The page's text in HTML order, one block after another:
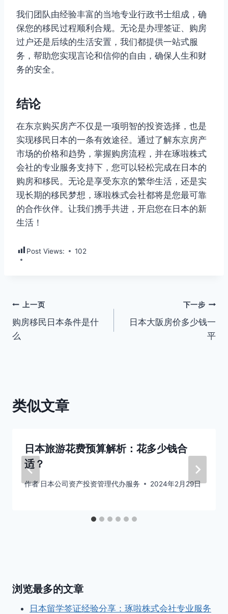
我们团队由经验丰富的当地专业行政书士组成，确
保您的移民过程顺利合规。无论是办理签证、购房
过户还是后续的生活安置，我们都提供一站式服
务，帮助您实现言论和信仰的自由，确保人生和财
务的安全。
结论
在东京购买房产不仅是一项明智的投资选择，也是
实现移民日本的一条有效途径。通过了解东京房产
市场的价格和趋势，掌握购房流程，并在琢啦株式
会社的专业服务支持下，您可以轻松完成在日本的
购房和移民。无论是享受东京的繁华生活，还是实
现长期的移民梦想，琢啦株式会社都将是您最可靠
的合作伙伴。让我们携手共进，开启您在日本的新
生活！
Post Views: 102
文
章
上一页
购房移民日本条件是什
么
下一步
日本大阪房价多少钱一
平
类似文章
日本旅游花费预算解析：花多少钱合
适？
作者 日本公司资产投资管理代办服务 2024年2月29日
浏览最多的文章
日本留学签证经验分享：琢啦株式会社专业服务